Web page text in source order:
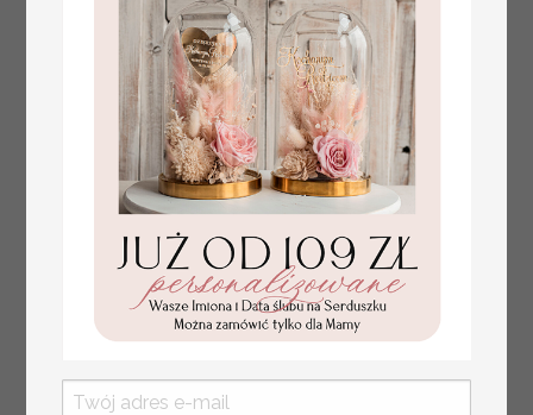
Prezent dla dziecka na narodziny
welurowy album na zdjęcia,
349.00 PLN